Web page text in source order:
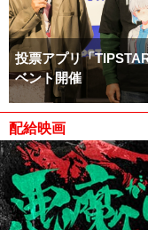
投票アプリ「
ベント開催
配給映画